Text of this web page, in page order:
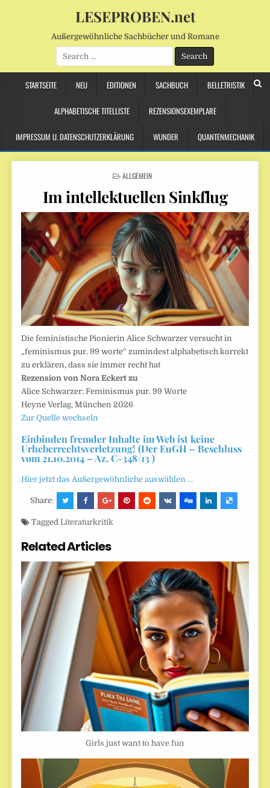
LESEPROBEN.net
Außergewöhnliche Sachbücher und Romane
Search
for:
STARTSEITE NEU EDITIONEN SACHBUCH BELLETRISTIK
ALPHABETISCHE TITELLISTE REZENSIONSEXEMPLARE
IMPRESSUM U. DATENSCHUTZERKLÄRUNG WUNDER QUANTENMECHANIK
POSTED
ALLGEMEIN
Im intellektuellen Sinkflug
Die feministische Pionierin Alice Schwarzer versucht in
„feminismus pur. 99 worte“ zumindest alphabetisch korrekt
zu erklären, dass sie immer recht hat
Rezension von Nora Eckert zu
Alice Schwarzer: Feminismus pur. 99 Worte
Heyne Verlag, München 2026
Zur Quelle wechseln
Einbinden fremder Inhalte im Web ist keine
Urheberrechtsverletzung! (Der EuGH – Beschluss
vom 21.10.2014 – Az. C-348/13 )
Hier jetzt das Außergewöhnliche auswählen …
Share:
TaggedLiteraturkritik
Related Articles
Girls just want to have fun